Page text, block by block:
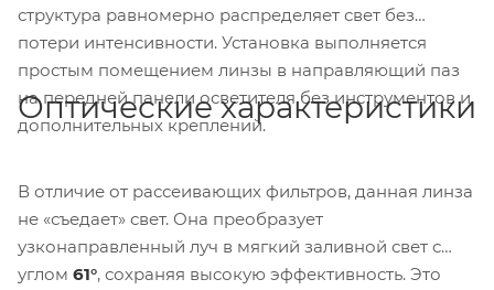
структура равномерно распределяет свет без
потери интенсивности. Установка выполняется
простым помещением линзы в направляющий паз
на передней панели осветителя без инструментов и
дополнительных креплений.
Оптические характеристики
В отличие от рассеивающих фильтров, данная линза
не «съедает» свет. Она преобразует
узконаправленный луч в мягкий заливной свет с
углом 61°, сохраняя высокую эффективность. Это